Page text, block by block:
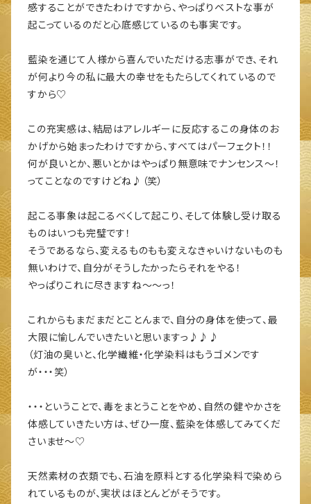
感することができたわけですから、やっぱりベストな事が
起こっているのだと心底感じているのも事実です。
藍染を通じて人様から喜んでいただける志事ができ、それ
が何より今の私に最大の幸せをもたらしてくれているので
すから♡
この充実感は、結局はアレルギーに反応するこの身体のお
かげから始まったわけですから、すべてはパーフェクト！！
何が良いとか、悪いとかはやっぱり無意味でナンセンス～！
ってことなのですけどね♪（笑）
起こる事象は起こるべくして起こり、そして体験し受け取る
ものはいつも完璧です！
そうであるなら、変えるものもも変えなきゃいけないものも
無いわけで、自分がそうしたかったらそれをやる！
やっぱりこれに尽きますね～～っ！
これからもまだまだとことんまで、自分の身体を使って、最
大限に愉しんでいきたいと思いますっ♪♪♪
（灯油の臭いと、化学繊維・化学染料はもうゴメンです
が・・・笑）
・・・ということで、毒をまとうことをやめ、自然の健やかさを
体感していきたい方は、ぜひ一度、藍染を体感してみてくだ
さいませ～♡
天然素材の衣類でも、石油を原料とする化学染料で染めら
れているものが、実状はほとんどがそうです。